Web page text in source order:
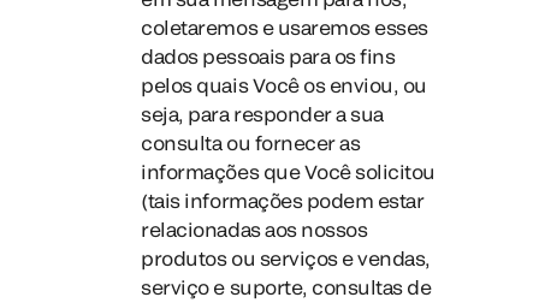
coletaremos e usaremos esses
dados pessoais para os fins
pelos quais Você os enviou, ou
seja, para responder a sua
consulta ou fornecer as
informações que Você solicitou
(tais informações podem estar
relacionadas aos nossos
produtos ou serviços e vendas,
serviço e suporte, consultas de